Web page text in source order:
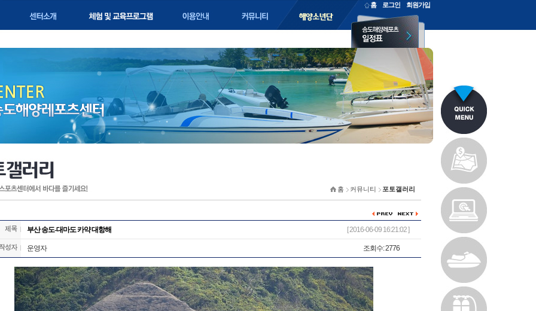
홈 로그인 회원가입
홈 커뮤니티 포토갤러리
부산 송도-대마도 카약 대항해 [ 2016-06-09 16:21:02 ]
운영자 조회수: 2776